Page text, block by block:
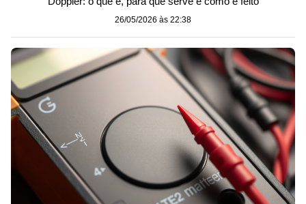
26/05/2026 às 22:38